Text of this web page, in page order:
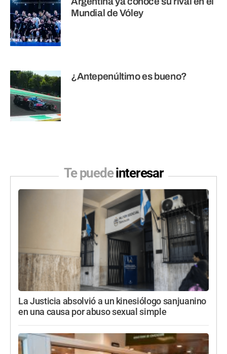
Mundial de Vóley
¿Antepenúltimo es bueno?
Te puedeinteresar
La Justicia absolvió a un kinesiólogo sanjuanino
en una causa por abuso sexual simple